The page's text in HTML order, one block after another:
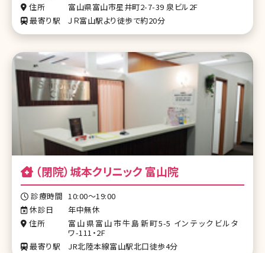
住所
富山県富山市星井町2-7-39 泉ビル2F
最寄り駅
ＪＲ富山駅より徒歩で約20分
（閉院）城本クリニック 富山院
診療時間 10:00～19:00
休診日
年中無休
住所
富山県富山市牛島新町5-5 インテックビルタ
ワ-111・2F
最寄り駅
JR北陸本線富山駅北口徒歩4分